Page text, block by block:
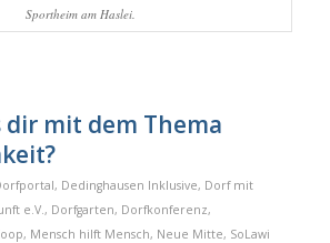
Sportheim am Haslei.
dir mit dem Thema
, Dedinghausen Inklusive, Dorf mit
e.V., Dorfgarten, Dorfkonferenz,
, Mensch hilft Mensch, Neue Mitte, SoLawi